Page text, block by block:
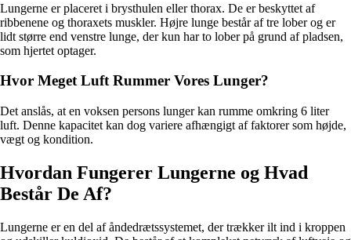
Lungerne er placeret i brysthulen eller thorax. De er beskyttet af
ribbenene og thoraxets muskler. Højre lunge består af tre lober og er
lidt større end venstre lunge, der kun har to lober på grund af pladsen,
som hjertet optager.
Hvor Meget Luft Rummer Vores Lunger?
Det anslås, at en voksen persons lunger kan rumme omkring 6 liter
luft. Denne kapacitet kan dog variere afhængigt af faktorer som højde,
vægt og kondition.
Hvordan Fungerer Lungerne og Hvad
Består De Af?
Lungerne er en del af åndedrætssystemet, der trækker ilt ind i kroppen